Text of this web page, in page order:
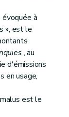
à
», est le
, au
d'émissions
en usage,
est le